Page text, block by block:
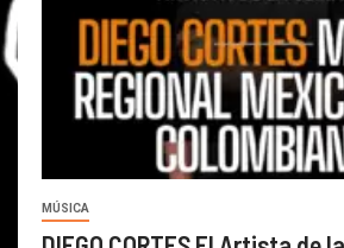
MÚSICA